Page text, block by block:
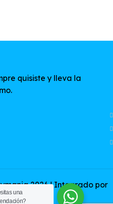
quisiste y lleva la
2026 | Integrado por
una